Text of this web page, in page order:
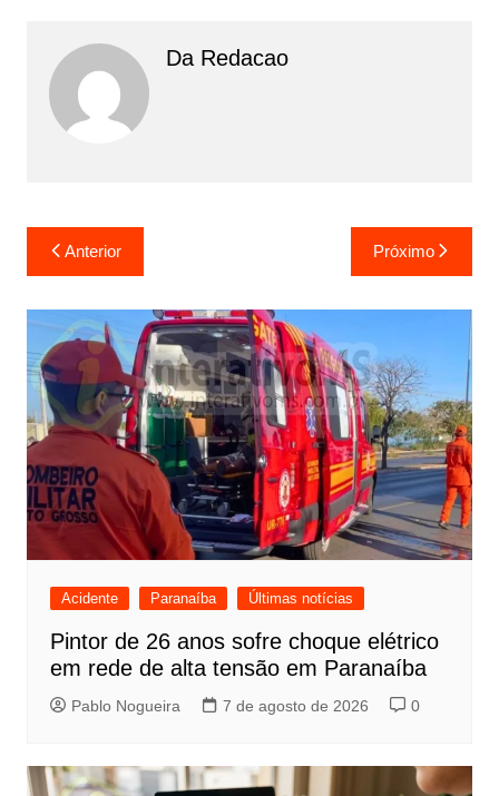
Da Redacao
Navegação
de
Post
Anterior Próximo
Acidente Paranaíba Últimas notícias
Pintor de 26 anos sofre choque elétrico
em rede de alta tensão em Paranaíba
Pablo Nogueira 7 de agosto de 2026 0